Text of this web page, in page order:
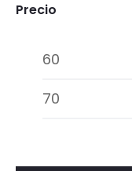
Precio
Precio